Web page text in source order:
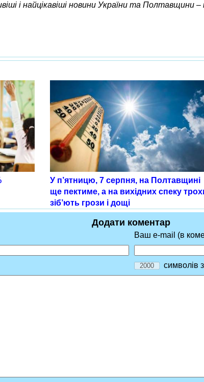
і найцікавіші новини України та Полтавщини
У п’ятницю, 7 серпня, на Полтавщині
ще пектиме, а на вихідних спеку
зіб’ють грози і дощі
Додати коментар
Ваш e-mail (в
символів